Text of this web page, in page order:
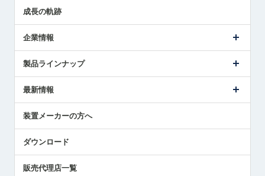
成長の軌跡
企業情報
ごあいさつ
受賞履歴
採用情報
国/地域/言語
製品ラインナップ
ツールセッタ製品
エアマイクロセンサ製品
最新情報
メトロールの技術
社員ブログ
中小企業のBCP地震対策
装置メーカーの方へ
ダウンロード
販売代理店一覧